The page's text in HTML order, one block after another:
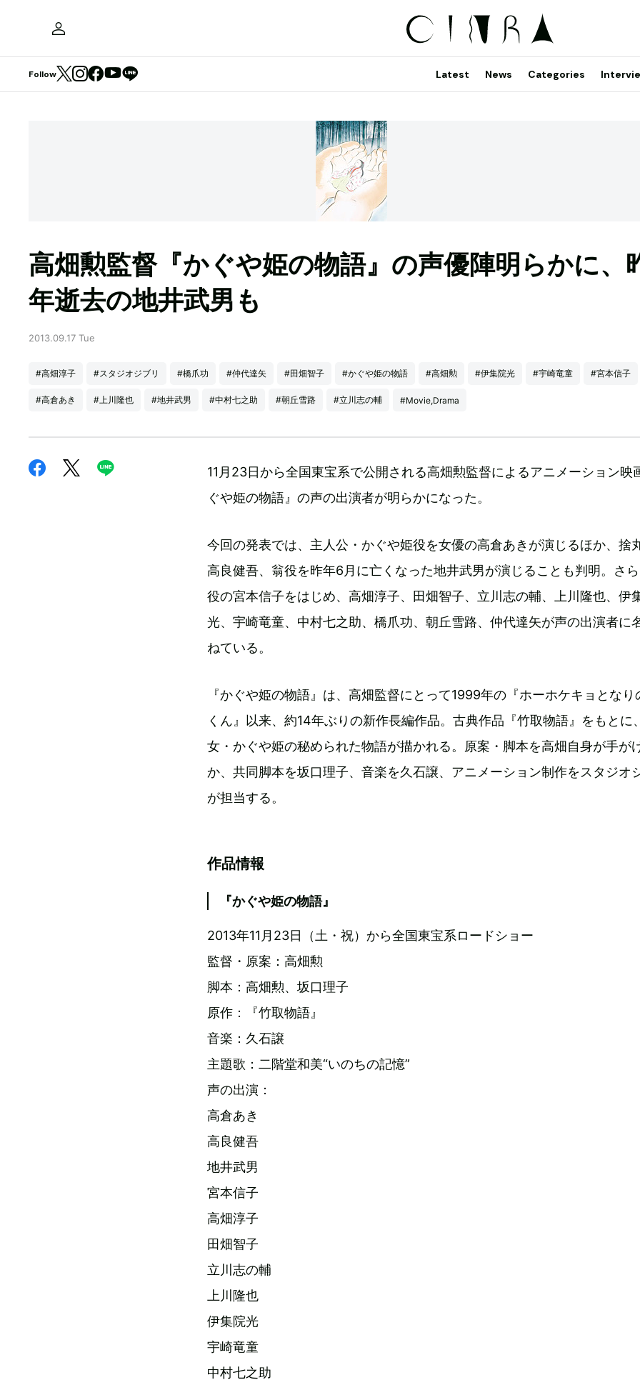
Follow Latest News Categories
高畑勲監督『かぐや姫の物語』の声優陣明らかに、
年逝去の地井武男も
2013.09.17 Tue
#高畑淳子 #スタジオジブリ #橋爪功 #仲代達矢 #田畑智子 #かぐや姫の物語 #高畑勲 #伊集院光 #宇崎竜童 #宮本信子
#高倉あき #上川隆也 #地井武男 #中村七之助 #朝丘雪路 #立川志の輔 #Movie,Drama
11月23日から全国東宝系で公開される高畑勲監督によるアニメーション映
ぐや姫の物語』の声の出演者が明らかになった。
今回の発表では、主人公・かぐや姫役を女優の高倉あきが演じるほか、捨
高良健吾、翁役を昨年6月に亡くなった地井武男が演じることも判明。さ
役の宮本信子をはじめ、高畑淳子、田畑智子、立川志の輔、上川隆也、伊
光、宇崎竜童、中村七之助、橋爪功、朝丘雪路、仲代達矢が声の出演者に
ねている。
『かぐや姫の物語』は、高畑監督にとって1999年の『ホーホケキョとなり
くん』以来、約14年ぶりの新作長編作品。古典作品『竹取物語』をもとに
女・かぐや姫の秘められた物語が描かれる。原案・脚本を高畑自身が手が
か、共同脚本を坂口理子、音楽を久石譲、アニメーション制作をスタジオ
が担当する。
作品情報
『かぐや姫の物語』
2013年11月23日（土・祝）から全国東宝系ロードショー
監督・原案：高畑勲
脚本：高畑勲、坂口理子
原作：『竹取物語』
音楽：久石譲
主題歌：二階堂和美“いのちの記憶”
声の出演：
高倉あき
高良健吾
地井武男
宮本信子
高畑淳子
田畑智子
立川志の輔
上川隆也
伊集院光
宇崎竜童
中村七之助